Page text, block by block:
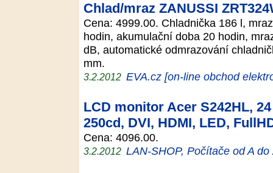
Chlad/mraz ZANUSSI
Cena: 4999.00. Chladnička 186 l,
hodin, akumulační doba 20 hodin,
dB, automatické odmrazování
mm.
3.2.2012 EVA.cz [on-line obchod
LCD monitor Acer S242HL,
250cd, DVI, HDMI, LED,
Cena: 4096.00.
3.2.2012 LAN-SHOP, Počítače od A do